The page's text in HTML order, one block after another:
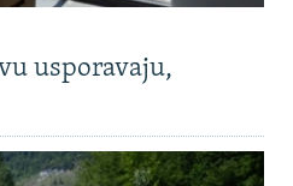
usporavaju,